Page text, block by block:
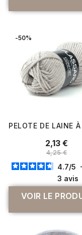
-50%
PELOTE DE LAINE
2,13 €
4,25 €
4.7/5
3 avis
VOIR LE